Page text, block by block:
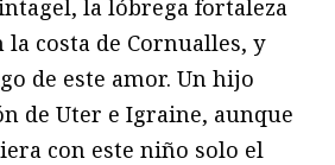
la lóbrega fortaleza
la costa de Cornualles, y
de este amor. Un hijo
de Uter e Igraine, aunque
con este niño solo el